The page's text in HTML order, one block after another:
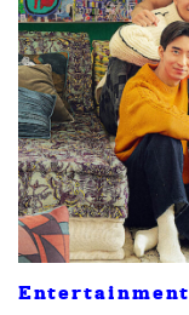
Entertainment
ค้นหา
SHARE